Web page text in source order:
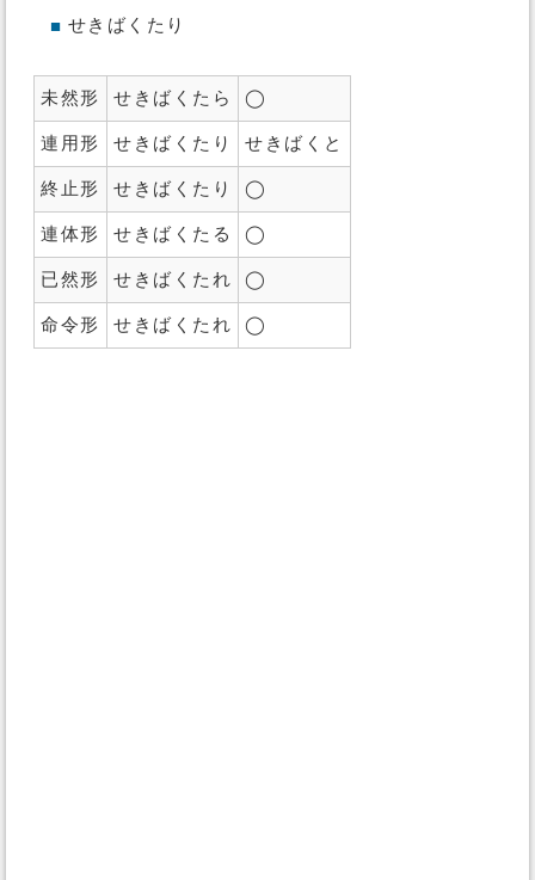
■ せきばくたり
未然形 せきばくたら ◯
連用形 せきばくたり せきばくと
終止形 せきばくたり ◯
連体形 せきばくたる ◯
已然形 せきばくたれ ◯
命令形 せきばくたれ ◯